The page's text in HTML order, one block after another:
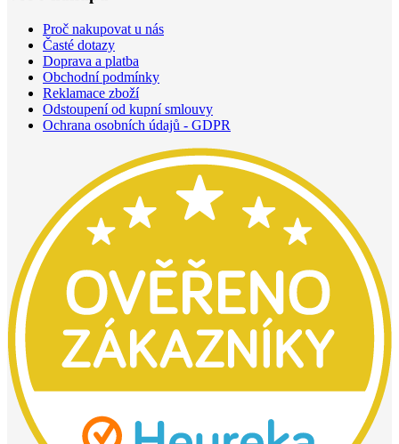
Proč nakupovat u nás
Časté dotazy
Doprava a platba
Obchodní podmínky
Reklamace zboží
Odstoupení od kupní smlouvy
Ochrana osobních údajů - GDPR